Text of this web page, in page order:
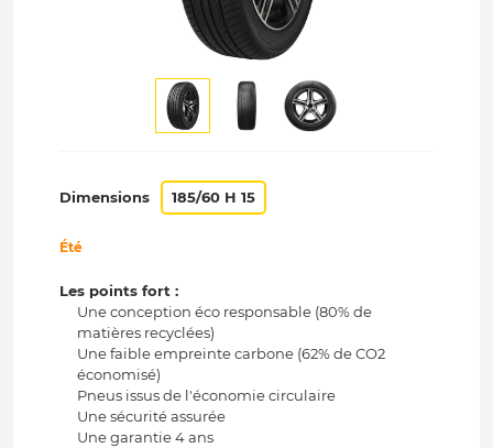
Dimensions 185/60 H 15
Été
Les points fort :
Une conception éco responsable (80% de
matières recyclées)
Une faible empreinte carbone (62% de CO2
économisé)
Pneus issus de l'économie circulaire
Une sécurité assurée
Une garantie 4 ans